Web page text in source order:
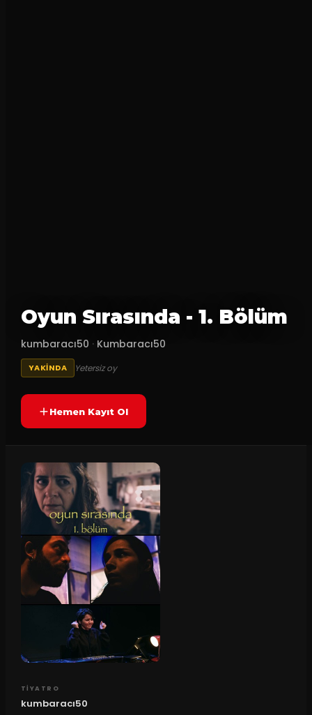
Oyun Sırasında - 1. Bölüm
kumbaracı50 · Kumbaracı50
YAKINDA Yetersiz oy
Hemen Kayıt Ol
TIYATRO
kumbaracı50